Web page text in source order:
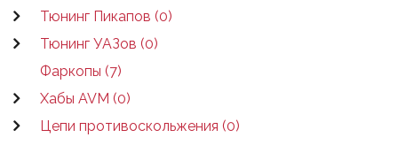
Тюнинг Пикапов (0)
Тюнинг УАЗов (0)
Фаркопы (7)
Хабы AVM (0)
Цепи противоскольжения (0)